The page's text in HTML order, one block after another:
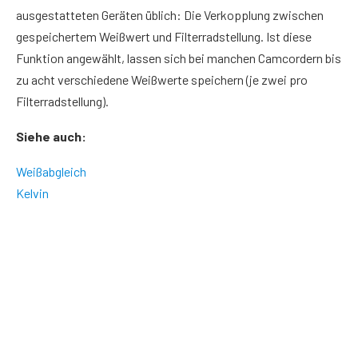
ausgestatteten Geräten üblich: Die Verkopplung zwischen
gespeichertem Weißwert und Filterradstellung. Ist diese
Funktion angewählt, lassen sich bei manchen Camcordern bis
zu acht verschiedene Weißwerte speichern (je zwei pro
Filterradstellung).
Siehe auch:
Weißabgleich
Kelvin